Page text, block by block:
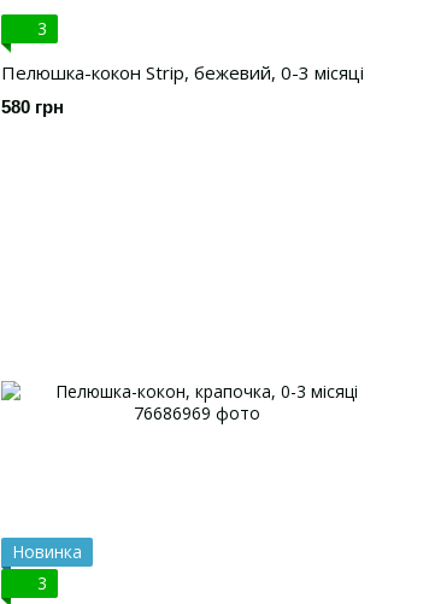
3
Пелюшка-кокон Strip, бежевий, 0-3 місяці
580 грн
Новинка
3